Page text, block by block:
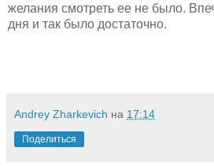
желания смотреть ее не было.
дня и так было достаточно.
Andrey Zharkevich на 17:14
Поделиться